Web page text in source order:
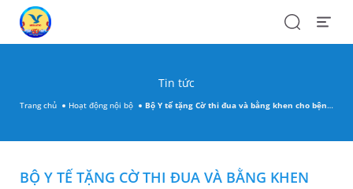
SearchOpen
Tin tức
Trang chủ Hoạt động nội bộ Bộ Y tế tặng Cờ thi đua và bằng khen cho bệnh viện MEDLATEC
BỘ Y TẾ TẶNG CỜ THI ĐUA VÀ BẰNG KHEN